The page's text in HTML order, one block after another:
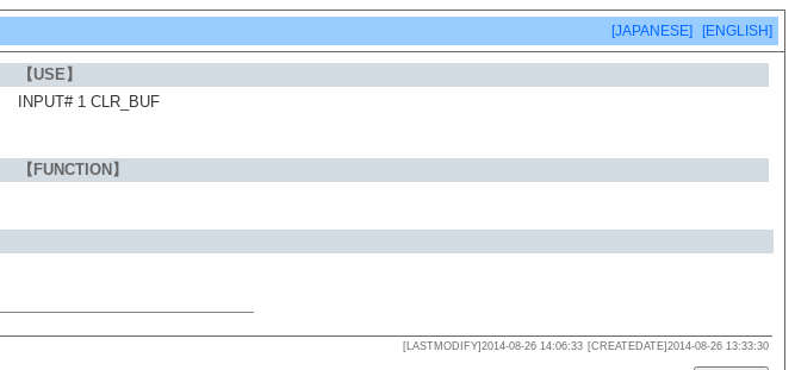
[JAPANESE] [ENGLISH]
【USE】
INPUT# 1 CLR_BUF
【FUNCTION】
[LASTMODIFY]2014-08-26 14:06:33 [CREATEDATE]2014-08-26 13:33:30